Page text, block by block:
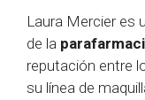
Laura Mercier es
de la
reputación entre
su línea de